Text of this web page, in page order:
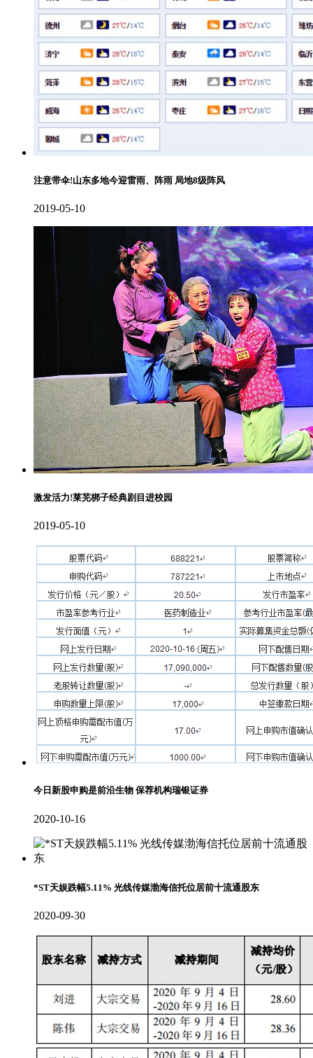
注意带伞!山东多地今迎雷雨、阵雨 局地8级阵风
2019-05-10
激发活力!莱芜梆子经典剧目进校园
2019-05-10
今日新股申购是前沿生物 保荐机构瑞银证券
2020-10-16
*ST天娱跌幅5.11% 光线传媒渤海信托位居前十流通股东
2020-09-30